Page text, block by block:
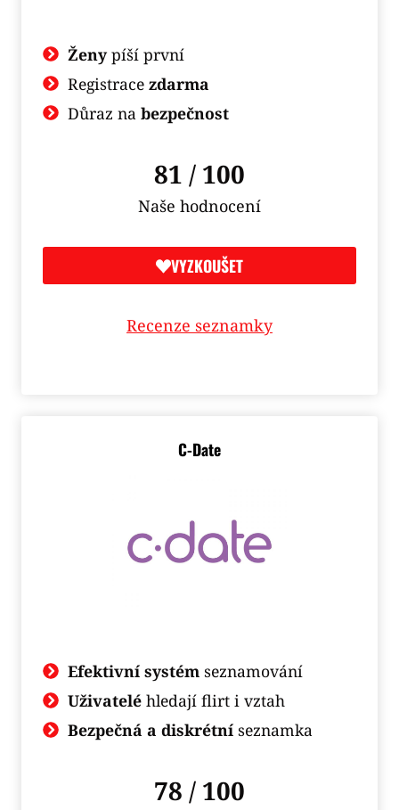
Ženypíší první
Registrace zdarma
Důraz na bezpečnost
81 / 100
Naše hodnocení
VYZKOUŠET
Recenze seznamky
C-Date
Efektivní systém seznamování
Uživateléhledají flirt i vztah
Bezpečná a diskrétníseznamka
78 / 100